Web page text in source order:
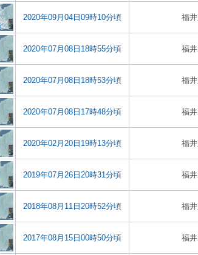
2020年09月04日09時10分頃 福
2020年07月08日18時55分頃 福
2020年07月08日18時53分頃 福
2020年07月08日17時48分頃 福
2020年02月20日19時13分頃 福
2019年07月26日20時31分頃 福
2018年08月11日20時52分頃 福
2017年08月15日00時50分頃 福